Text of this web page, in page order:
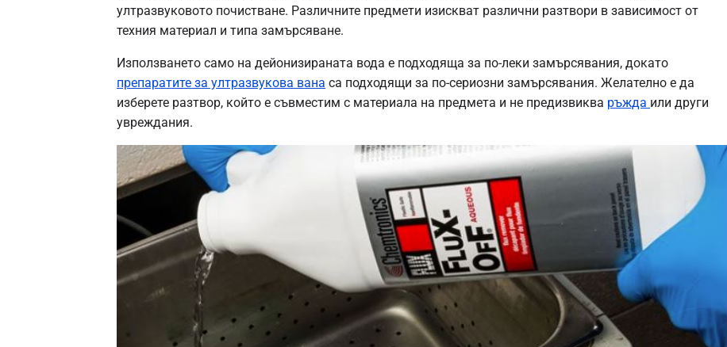
ултразвуковото почистване. Различните предмети изискват различни разтвори в зависимост от
техния материал и типа замърсяване.
Използването само на дейонизираната вода е подходяща за по-леки замърсявания, докато
препаратите за ултразвукова вана са подходящи за по-сериозни замърсявания. Желателно е да
изберете разтвор, който е съвместим с материала на предмета и не предизвиква ръжда или други
увреждания.